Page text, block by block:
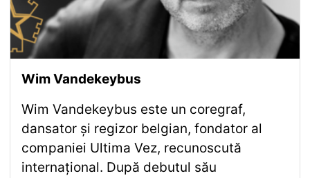
Wim Vandekeybus
Wim Vandekeybus este un coregraf,
dansator și regizor belgian, fondator al
companiei Ultima Vez, recunoscută
internațional. După debutul său